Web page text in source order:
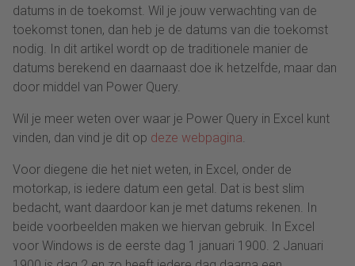
datums in de toekomst. Wil je jouw verwachting van de
toekomst tonen, dan heb je de datums van die toekomst
nodig. In dit artikel wordt op de traditionele manier de
datums berekend en daarnaast doe ik hetzelfde, maar dan
door middel van Power Query.
Wil je meer weten over waar je Power Query in Excel kunt
vinden, dan vind je dit op deze webpagina
Voor diegene die het niet weten, in Excel, onder de
motorkap, is iedere datum een getal. Dat is best slim
bedacht, want daardoor kan je met datums rekenen. In
beide voorbeelden maken we hiervan gebruik. In Excel
voor Windows is de eerste dag 1 januari 1900. 2 Januari